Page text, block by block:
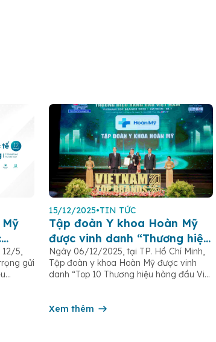
5,
gửi
15/12/2025•TIN TỨC
Tập đoàn Y khoa Hoàn Mỹ
được vinh danh “Thương hiệu
hàng đầu Việt Nam 2025”
Ngày 06/12/2025, tại TP. Hồ Chí Minh,
Tập đoàn y khoa Hoàn Mỹ được vinh
danh “Top 10 Thương hiệu hàng đầu Việt
Công nghệ phối hợp với Trung tâm
Xem thêm